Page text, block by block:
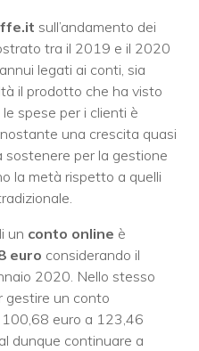
sull’andamento dei
tra il 2019 e il 2020
legati ai conti, sia
il prodotto che ha visto
spese per i clienti è
una crescita quasi
sostenere per la gestione
la metà rispetto a quelli
un conto online è
euro considerando il
2020. Nello stesso
gestire un conto
euro a 123,46
dunque continuare a